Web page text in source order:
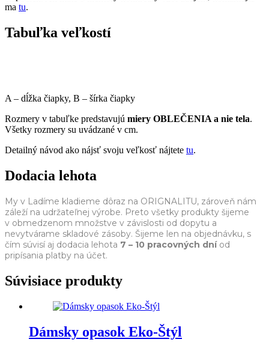
ma tu.
Tabuľka veľkostí
A – dĺžka čiapky, B – šírka čiapky
Rozmery v tabuľke predstavujú miery OBLEČENIA a nie tela.
Všetky rozmery su uvádzané v cm.
Detailný návod ako nájsť svoju veľkosť nájtete tu.
Dodacia lehota
My v Ladíme kladieme dôraz na ORIGNALITU, zároveň nám
záleží na udržateľnej výrobe. Preto všetky produkty šijeme
v obmedzenom množstve v závislosti od dopytu a
nevytvárame skladové zásoby. Šijeme len na objednávku, s
čím súvisí aj dodacia lehota 7 – 10 pracovných dníod
pripísania platby na účet.
Súvisiace produkty
Dámsky opasok Eko-Štýl